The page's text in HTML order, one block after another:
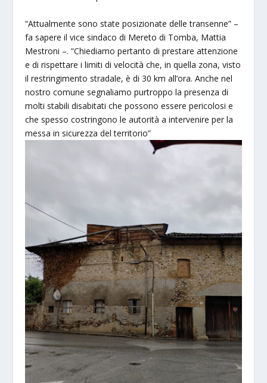
“Attualmente sono state posizionate delle transenne” –
fa sapere il vice sindaco di Mereto di Tomba, Mattia
Mestroni –. “Chiediamo pertanto di prestare attenzione
e di rispettare i limiti di velocità che, in quella zona, visto
il restringimento stradale, è di 30 km all’ora. Anche nel
nostro comune segnaliamo purtroppo la presenza di
molti stabili disabitati che possono essere pericolosi e
che spesso costringono le autorità a intervenire per la
messa in sicurezza del territorio”